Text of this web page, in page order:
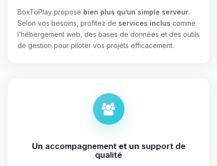
BoxToPlay propose bien plus qu’un simple serveur.
Selon vos besoins, profitez de services inclus comme
l’hébergement web, des bases de données et des outils
de gestion pour piloter vos projets efficacement.
Un accompagnementet un support de
qualité